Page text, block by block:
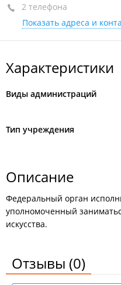
2-й этаж, каб. 209
+7 (423) 241-29-85
сегодня закрыто
2 телефона
Показать адреса и
Характеристики
Виды администраций
Тип учреждения
Описание
Федеральный орган
уполномоченный
искусства.
Отзывы (0)